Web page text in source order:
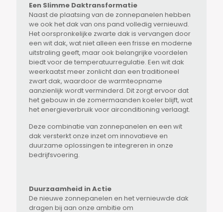
Een Slimme Daktransformatie
Naast de plaatsing van de zonnepanelen hebben
we ook het dak van ons pand volledig vernieuwd.
Het oorspronkelijke zwarte dak is vervangen door
een wit dak, wat niet alleen een frisse en moderne
uitstraling geeft, maar ook belangrijke voordelen
biedt voor de temperatuurregulatie. Een wit dak
weerkaatst meer zonlicht dan een traditioneel
zwart dak, waardoor de warmteopname
aanzienlijk wordt verminderd. Dit zorgt ervoor dat
het gebouw in de zomermaanden koeler blijft, wat
het energieverbruik voor airconditioning verlaagt.
Deze combinatie van zonnepanelen en een wit
dak versterkt onze inzet om innovatieve en
duurzame oplossingen te integreren in onze
bedrijfsvoering.
Duurzaamheid in Actie
De nieuwe zonnepanelen en het vernieuwde dak
dragen bij aan onze ambitie om